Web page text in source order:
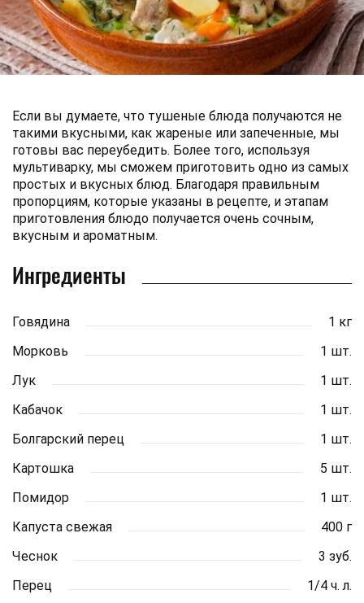
Если вы думаете, что тушеные блюда получаются не
такими вкусными, как жареные или запеченные, мы
готовы вас переубедить. Более того, используя
мультиварку, мы сможем приготовить одно из самых
простых и вкусных блюд. Благодаря правильным
пропорциям, которые указаны в рецепте, и этапам
приготовления блюдо получается очень сочным,
вкусным и ароматным.
Ингредиенты
Говядина
1 кг
Морковь
1 шт.
Лук
1 шт.
Кабачок
1 шт.
Болгарский перец
1 шт.
Картошка
5 шт.
Помидор
1 шт.
Капуста свежая
400 г
Чеснок
3 зуб.
Перец
1/4 ч. л.